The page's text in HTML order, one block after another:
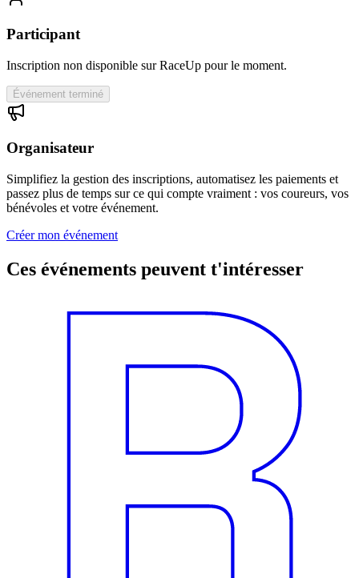
Participant
Inscription non disponible sur RaceUp pour le moment.
Événement terminé
Organisateur
Simplifiez la gestion des inscriptions, automatisez les paiements et
passez plus de temps sur ce qui compte vraiment : vos coureurs, vos
bénévoles et votre événement.
Créer mon événement
Ces événements peuvent t'intéresser